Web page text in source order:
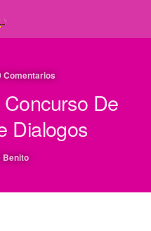
Comentarios
De
Dialogos
Benito